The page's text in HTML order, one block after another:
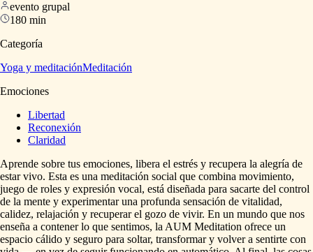
evento grupal
180 min
Categoría
Yoga y meditaciónMeditación
Emociones
Libertad
Reconexión
Claridad
Aprende sobre tus emociones, libera el estrés y recupera la alegría de
estar vivo. Esta es una meditación social que combina movimiento,
juego de roles y expresión vocal, está diseñada para sacarte del control
de la mente y experimentar una profunda sensación de vitalidad,
calidez, relajación y recuperar el gozo de vivir. En un mundo que nos
enseña a contener lo que sentimos, la AUM Meditation ofrece un
espacio cálido y seguro para soltar, transformar y volver a sentirte con